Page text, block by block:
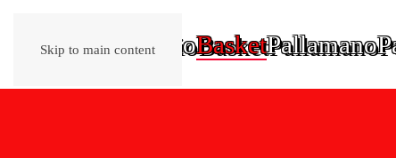
Skip to main content
HomeCalcioBasketPallamano